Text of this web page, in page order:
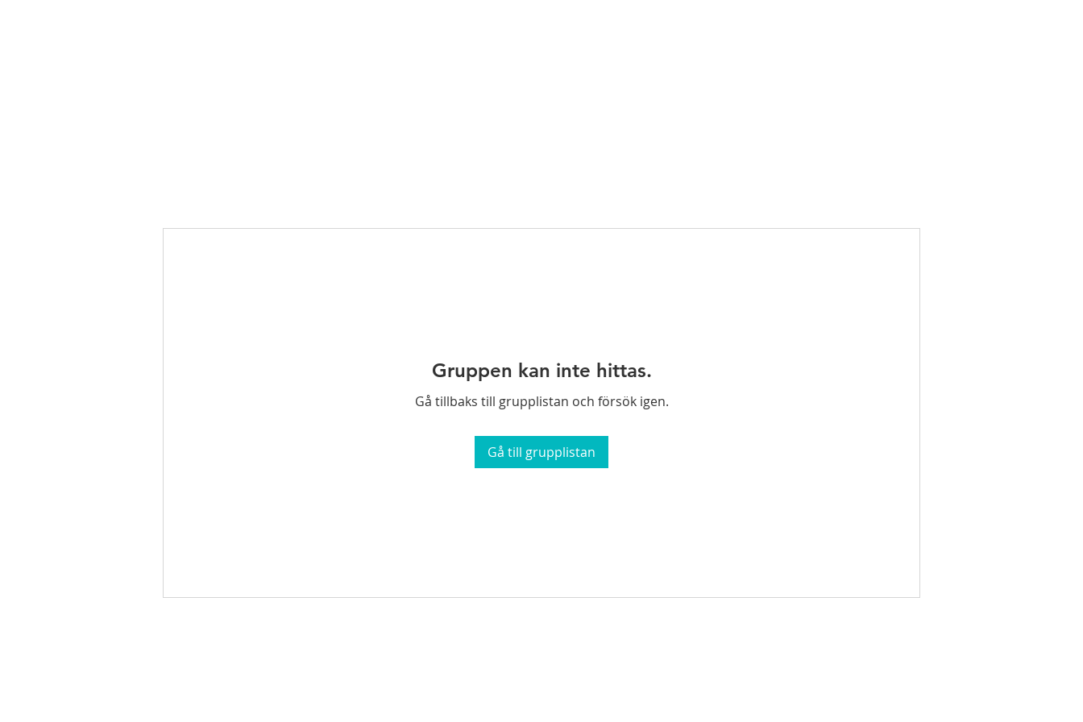
Gruppen kan inte hittas.
Gå tillbaks till grupplistan och försök igen.
Gå till grupplistan